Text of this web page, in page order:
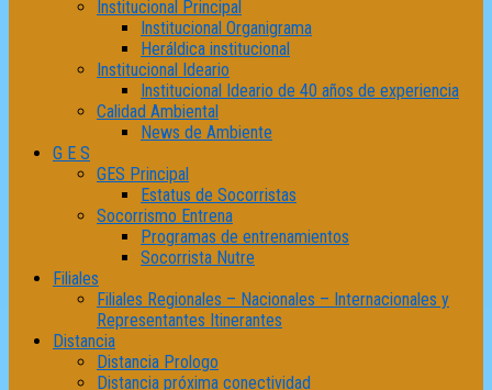
Institucional Principal
Institucional Organigrama
Heráldica institucional
Institucional Ideario
Institucional Ideario de 40 años de experiencia
Calidad Ambiental
News de Ambiente
G E S
GES Principal
Estatus de Socorristas
Socorrismo Entrena
Programas de entrenamientos
Socorrista Nutre
Filiales
Filiales Regionales – Nacionales – Internacionales y
Representantes Itinerantes
Distancia
Distancia Prologo
Distancia próxima conectividad